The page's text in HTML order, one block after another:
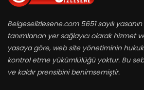
Belgeselizlesene.com 5651 sayılı
tanımlanan yer sağlayıcı olarak hizmet
yasaya göre, web site yönetiminin
kontrol etme yükümlülüğü yoktur. Bu
ve kaldır prensibini benimsemiştir.